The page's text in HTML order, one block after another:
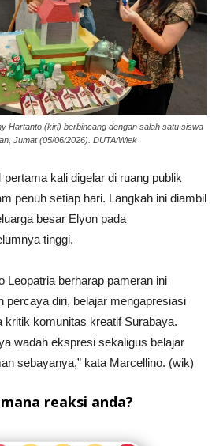
Hartanto (kiri) berbincang dengan salah satu siswa
Jumat (05/06/2026). DUTA/Wiek
kali digelar di ruang publik
penuh setiap hari. Langkah ini diambil
besar Elyon pada
tinggi.
Leopatria berharap pameran ini
percaya diri, belajar mengapresiasi
kritik komunitas kreatif Surabaya.
wadah ekspresi sekaligus belajar
sebayanya,” kata Marcellino. (wik)
reaksi anda?